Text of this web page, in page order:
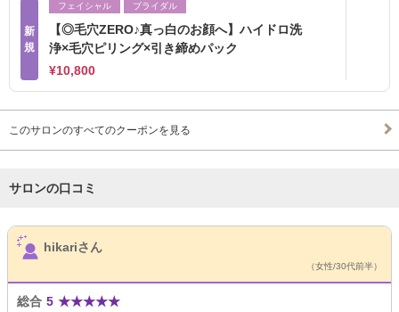
新
規
フェイシャル ブライダル
【◎毛穴ZERO♪真っ白のお顔へ】ハイドロ洗
浄×毛穴ピリング×引き締めパック
¥10,800
このサロンのすべてのクーポンを見る
サロンの口コミ
サロンPick Up
hikariさん
（女性/30代前半）
総合 5 ★★★★★